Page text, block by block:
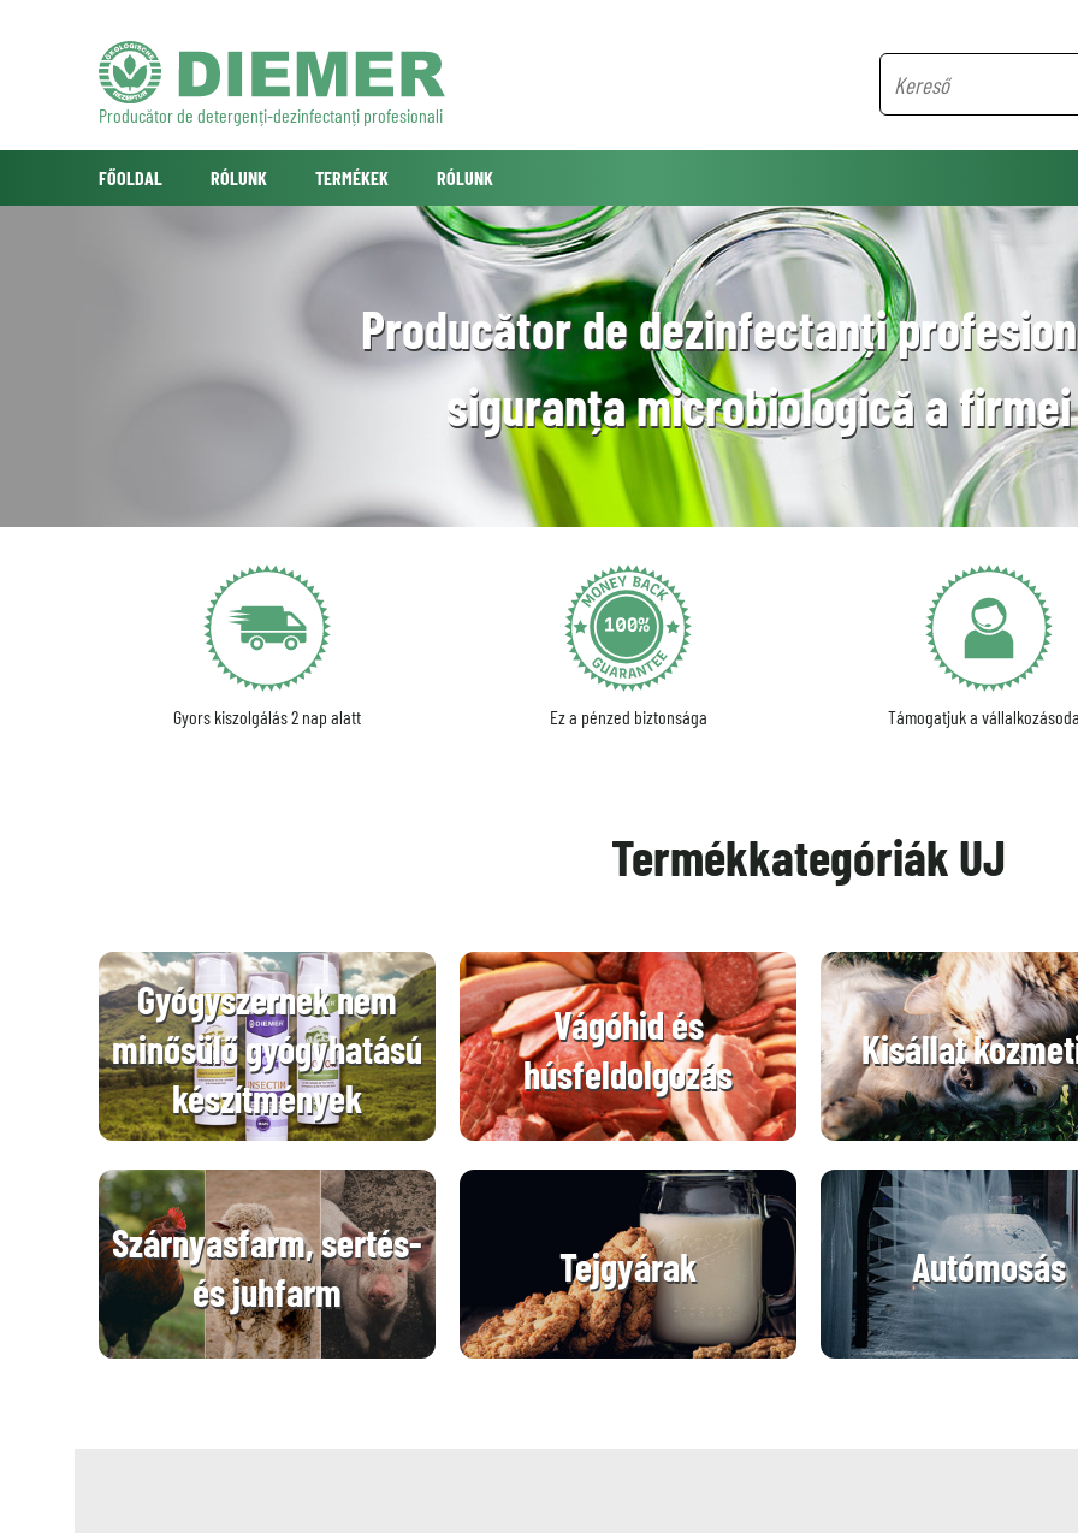
Producător de detergenți-dezinfectanți profesionali
FŐOLDAL RÓLUNK TERMÉKEK RÓLUNK
Producător de dezinfectanți
siguranța microbiologică a firmei
Banner 2
Gyors kiszolgálás 2 nap alatt Ez a pénzed biztonsága Támogatjuk a
Termékkategóriák UJ
Gyógyszernek nem
minősülő gyógyhatású
készítmények
Vágóhid és
húsfeldolgozás
Kisállat
Szárnyasfarm, sertés-
és juhfarm
Tejgyárak Autómosás